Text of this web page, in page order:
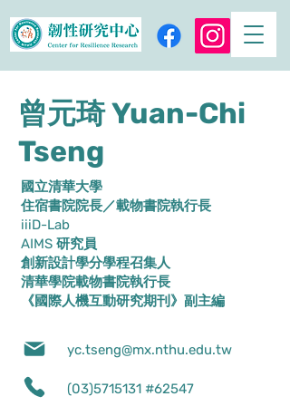
曾元琦Yuan-Chi
Tseng
國立清華大學
住宿書院院長／載物書院執行長
iiiD-Lab
AIMS 研究員
創新設計學分學程召集人
清華學院載物書院執行長
《國際人機互動研究期刊》副主編
yc.tseng@mx.nthu.edu.tw
(03)5715131 #62547